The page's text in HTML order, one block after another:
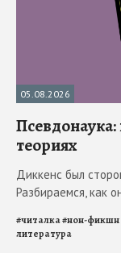
05.08.2026
теориях
Диккенс был
Разбираемся, как
#читалка#нон-фикшн
литература